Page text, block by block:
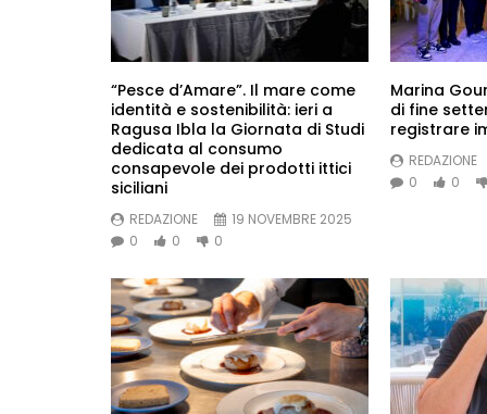
“Pesce d’Amare”. Il mare come
identità e sostenibilità: ieri a
Ragusa Ibla la Giornata di Studi
dedicata al consumo
consapevole dei prodotti ittici
siciliani
REDAZIONE
19 NOVEMBRE 2025
0
0 0
Marina
di fine
registrare
REDAZIONE
0
0